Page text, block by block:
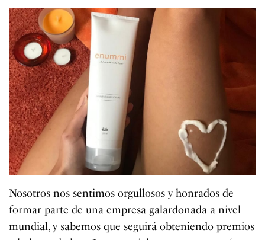
Nosotros nos sentimos orgullosos y honrados de
formar parte de una empresa galardonada a nivel
mundial, y sabemos que seguirá obteniendo premios